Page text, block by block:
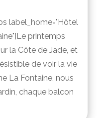
label_home="Hôtel
printemps
la Côte de Jade, et
de voir la vie
La Fontaine, nous
chaque balcon